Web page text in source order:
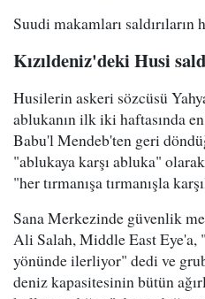
Suudi makamları
Kızıldeniz'deki Husi
Husilerin askeri sözcüsü
ablukanın ilk iki haftasında
Babu'l Mendeb'ten geri
"ablukaya karşı abluka"
"her tırmanışa tırmanışla
Sana Merkezinde güvenlik
Ali Salah, Middle East Eye'a,
yönünde ilerliyor" dedi ve
deniz kapasitesinin bütün